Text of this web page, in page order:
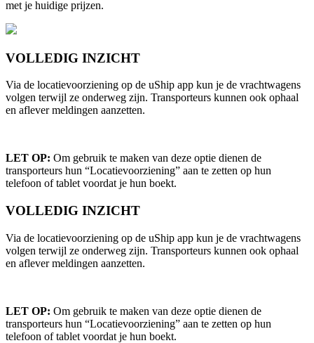
met je huidige prijzen.
VOLLEDIG INZICHT
Via de locatievoorziening op de uShip app kun je de vrachtwagens
volgen terwijl ze onderweg zijn. Transporteurs kunnen ook ophaal
en aflever meldingen aanzetten.
LET OP: Om gebruik te maken van deze optie dienen de
transporteurs hun “Locatievoorziening” aan te zetten op hun
telefoon of tablet voordat je hun boekt.
VOLLEDIG INZICHT
Via de locatievoorziening op de uShip app kun je de vrachtwagens
volgen terwijl ze onderweg zijn. Transporteurs kunnen ook ophaal
en aflever meldingen aanzetten.
LET OP: Om gebruik te maken van deze optie dienen de
transporteurs hun “Locatievoorziening” aan te zetten op hun
telefoon of tablet voordat je hun boekt.